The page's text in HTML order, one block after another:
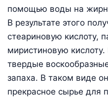
помощью воды на
В результате этого
стеариновую кислоту,
миристиновую
твердые
запаха. В таком виде
прекрасное сырье для